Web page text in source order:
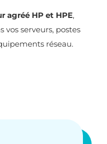
agréé HP et HPE,
vos serveurs, postes
réseau.